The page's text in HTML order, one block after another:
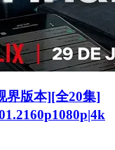
界版本][全20集]